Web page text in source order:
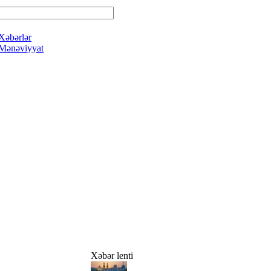
Xəbər lenti